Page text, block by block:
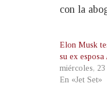
con la
Elon Musk
su ex
miércoles,
En «Jet Set»